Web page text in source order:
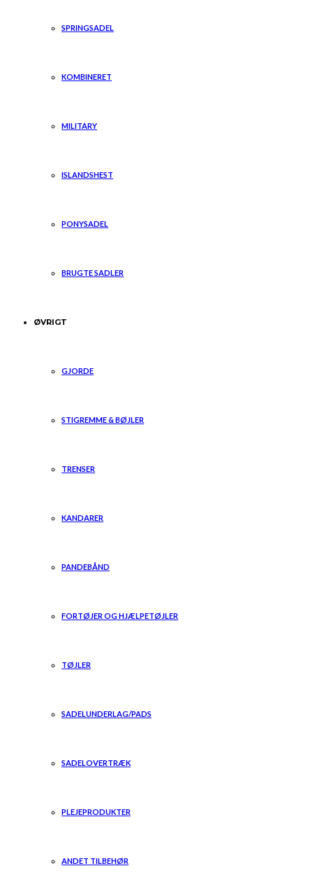
SPRINGSADEL
KOMBINERET
MILITARY
ISLANDSHEST
PONYSADEL
BRUGTE SADLER
ØVRIGT
GJORDE
STIGREMME & BØJLER
TRENSER
KANDARER
PANDEBÅND
FORTØJER OG HJÆLPETØJLER
TØJLER
SADELUNDERLAG/PADS
SADELOVERTRÆK
PLEJEPRODUKTER
ANDET TILBEHØR